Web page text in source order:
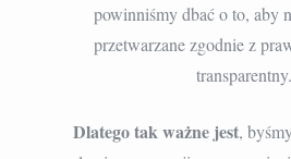
powinniśmy dbać o to, aby
przetwarzane zgodnie z
transparentny.
Dlatego tak ważne jest,